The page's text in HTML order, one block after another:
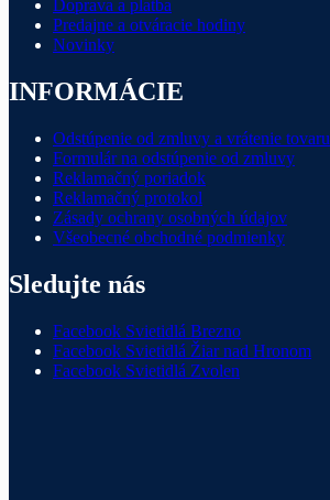
Doprava a platba
Predajne a otváracie hodiny
Novinky
INFORMÁCIE
Odstúpenie od zmluvy a vrátenie tovaru
Formulár na odstúpenie od zmluvy
Reklamačný poriadok
Reklamačný protokol
Zásady ochrany osobných údajov
Všeobecné obchodné podmienky
Sledujte nás
Facebook Svietidlá Brezno
Facebook Svietidlá Žiar nad Hronom
Facebook Svietidlá Zvolen